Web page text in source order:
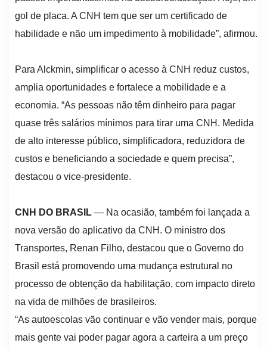
gol de placa. A CNH tem que ser um certificado de
habilidade e não um impedimento à mobilidade”, afirmou.
Para Alckmin, simplificar o acesso à CNH reduz custos,
amplia oportunidades e fortalece a mobilidade e a
economia. “As pessoas não têm dinheiro para pagar
quase três salários mínimos para tirar uma CNH. Medida
de alto interesse público, simplificadora, reduzidora de
custos e beneficiando a sociedade e quem precisa”,
destacou o vice-presidente.
CNH DO BRASIL — Na ocasião, também foi lançada a
nova versão do aplicativo da CNH. O ministro dos
Transportes, Renan Filho, destacou que o Governo do
Brasil está promovendo uma mudança estrutural no
processo de obtenção da habilitação, com impacto direto
na vida de milhões de brasileiros.
“As autoescolas vão continuar e vão vender mais, porque
mais gente vai poder pagar agora a carteira a um preço